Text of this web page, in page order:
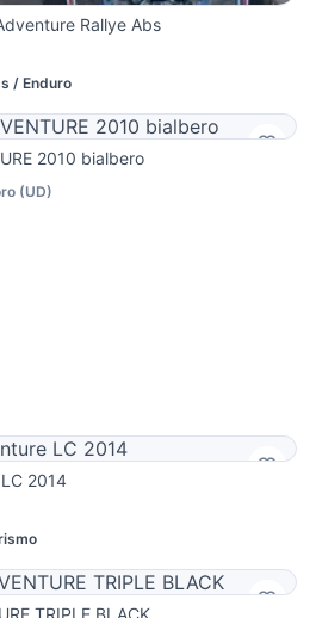
Rallye Abs
/ Enduro
2010 bialbero
(UD)
2014